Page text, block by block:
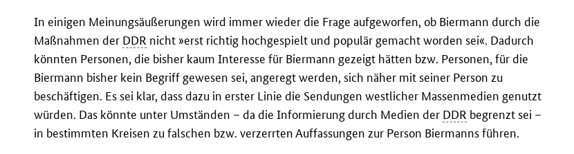
In einigen Meinungsäußerungen wird immer wieder die Frage aufgeworfen, ob Biermann durch die
Maßnahmen der DDR nicht »erst richtig hochgespielt und populär gemacht worden sei«. Dadurch
könnten Personen, die bisher kaum Interesse für Biermann gezeigt hätten bzw. Personen, für die
Biermann bisher kein Begriff gewesen sei, angeregt werden, sich näher mit seiner Person zu
beschäftigen. Es sei klar, dass dazu in erster Linie die Sendungen westlicher Massenmedien genutzt
würden. Das könnte unter Umständen – da die Informierung durch Medien der DDR begrenzt sei –
in bestimmten Kreisen zu falschen bzw. verzerrten Auffassungen zur Person Biermanns führen.